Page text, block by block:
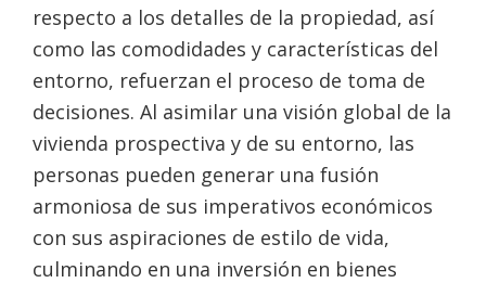
respecto a los detalles de la propiedad, así
como las comodidades y características del
entorno, refuerzan el proceso de toma de
decisiones. Al asimilar una visión global de la
vivienda prospectiva y de su entorno, las
personas pueden generar una fusión
armoniosa de sus imperativos económicos
con sus aspiraciones de estilo de vida,
culminando en una inversión en bienes